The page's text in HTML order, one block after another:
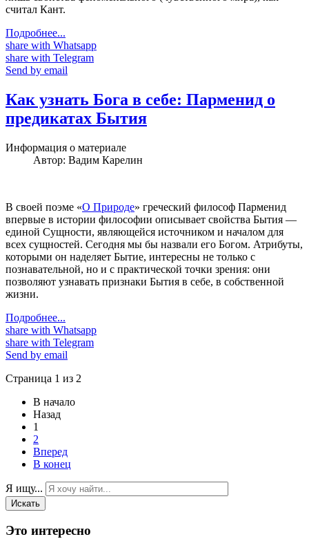
считал Кант.
Подробнее...
share with Whatsapp
share with Telegram
Send by email
Как узнать Бога в себе: Парменид о
предикатах Бытия
Информация о материале
Автор: Вадим Карелин
В своей поэме «О Природе» греческий философ Парменид
впервые в истории философии описывает свойства Бытия —
единой Сущности, являющейся источником и началом для
всех сущностей. Сегодня мы бы назвали его Богом. Атрибуты,
которыми он наделяет Бытие, интересны не только с
познавательной, но и с практической точки зрения: они
позволяют узнавать признаки Бытия в себе, в собственной
жизни.
Подробнее...
share with Whatsapp
share with Telegram
Send by email
Страница 1 из 2
В начало
Назад
1
2
Вперед
В конец
Я ищу...
Искать
Это интересно